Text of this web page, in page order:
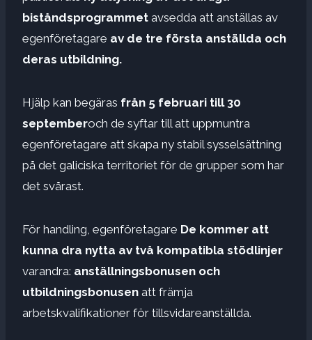
biståndsprogrammet avsedda att anställas av
egenföretagare av de tre första anställda och
deras utbildning.
Hjälp kan begäras från 5 februari till 30
septemberoch de syftar till att uppmuntra
egenföretagare att skapa ny stabil sysselsättning
på det galiciska territoriet för de grupper som har
det svårast.
För handling, egenföretagare De kommer att
kunna dra nytta av två kompatibla stödlinjer
varandra: anställningsbonusen och
utbildningsbonusen att främja
arbetskvalifikationer för tillsvidareanställda.